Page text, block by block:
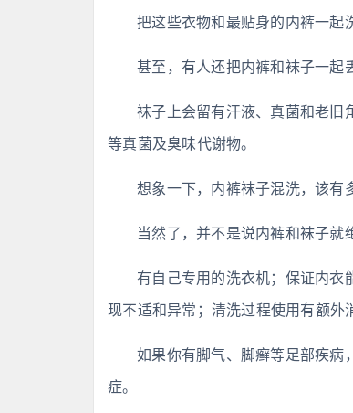
把这些衣物和最贴身的内裤一起
甚至，有人还把内裤和袜子一起
袜子上会留有汗液、真菌和老旧
等真菌及臭味代谢物。
想象一下，内裤袜子混洗，该有
当然了，并不是说内裤和袜子就
有自己专用的洗衣机；保证内衣
现不适和异常；清洗过程使用有额外
如果你有脚气、脚癣等足部疾病
症。